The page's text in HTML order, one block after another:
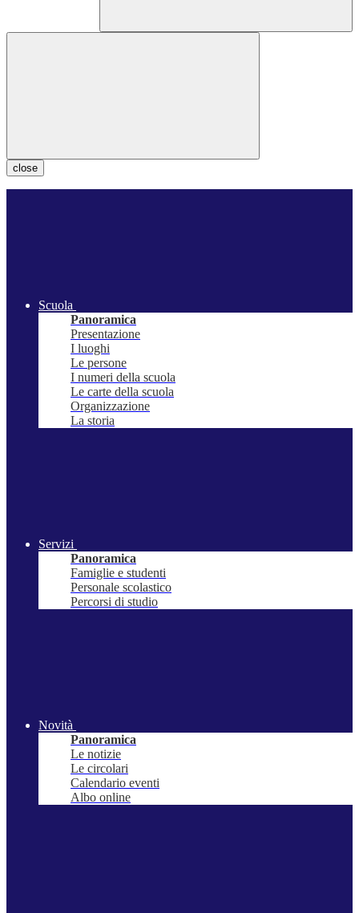
close
Scuola
Panoramica
Presentazione
I luoghi
Le persone
I numeri della scuola
Le carte della scuola
Organizzazione
La storia
Servizi
Panoramica
Famiglie e studenti
Personale scolastico
Percorsi di studio
Novità
Panoramica
Le notizie
Le circolari
Calendario eventi
Albo online